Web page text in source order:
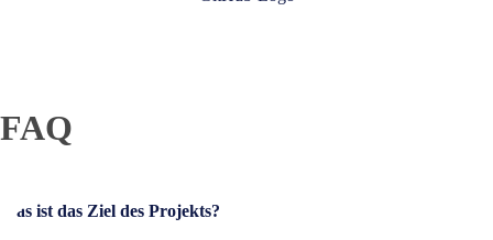
FAQ
Was ist das Ziel des Projekts?